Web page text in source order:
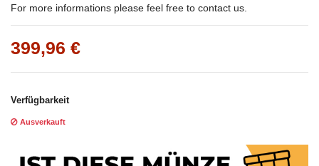
For more informations please feel free to contact us.
399,96 €
Verfügbarkeit
Ausverkauft